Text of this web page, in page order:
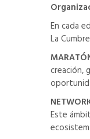
En cada
La
creación,
Este